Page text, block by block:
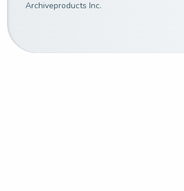
Archiveproducts Inc.